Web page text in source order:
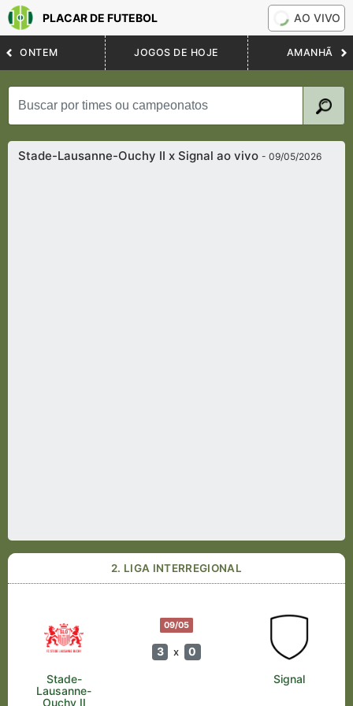
PLACAR DE FUTEBOL AO VIVO
ONTEM JOGOS DE HOJE AMANHÃ
Stade-Lausanne-Ouchy II x Signal ao vivo- 09/05/2026
2. LIGA INTERREGIONAL
09/05
3 x 0
Stade-
Lausanne-
Ouchy II
Signal